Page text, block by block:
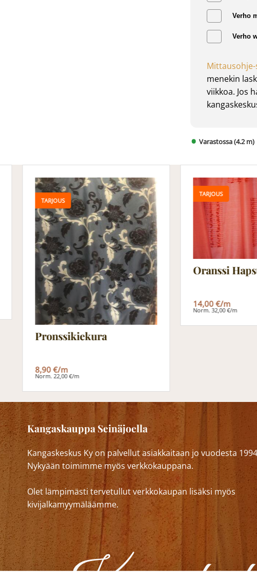
Verho
Verho
menekin
viikkoa. Jos
Varastossa (4.2 m)
TARJOUS
Pronssikiekura
8,90 €/m
Norm. 22,00 €/m
TARJOUS
Oranssi
14,00 €/m
Norm. 32,00 €/m
Kangaskauppa Seinäjoella
Kangaskeskus Ky on palvellut asiakkaitaan jo vuodesta
Nykyään toimimme myös verkkokauppana.
Olet lämpimästi tervetullut verkkokaupan lisäksi myös
kivijalkamyymäläämme.